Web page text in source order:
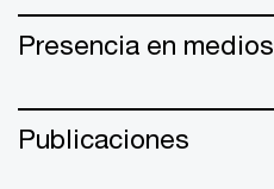
Presencia en medios
Publicaciones